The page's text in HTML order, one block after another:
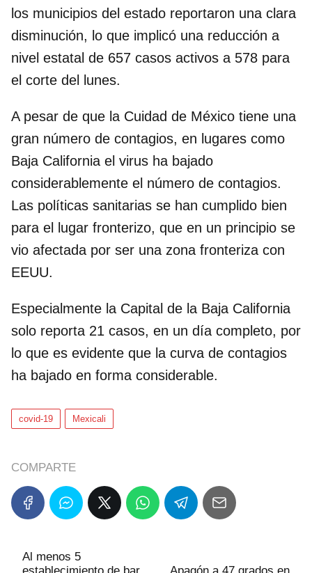
los municipios del estado reportaron una clara
disminución, lo que implicó una reducción a
nivel estatal de 657 casos activos a 578 para
el corte del lunes.
A pesar de que la Cuidad de México tiene una
gran número de contagios, en lugares como
Baja California el virus ha bajado
considerablemente el número de contagios.
Las políticas sanitarias se han cumplido bien
para el lugar fronterizo, que en un principio se
vio afectada por ser una zona fronteriza con
EEUU.
Especialmente la Capital de la Baja California
solo reporta 21 casos, en un día completo, por
lo que es evidente que la curva de contagios
ha bajado en forma considerable.
covid-19 Mexicali
COMPARTE
Al menos 5